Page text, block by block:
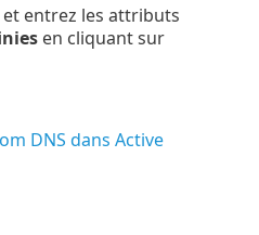
entrez les attributs
en cliquant sur
DNS dans Active